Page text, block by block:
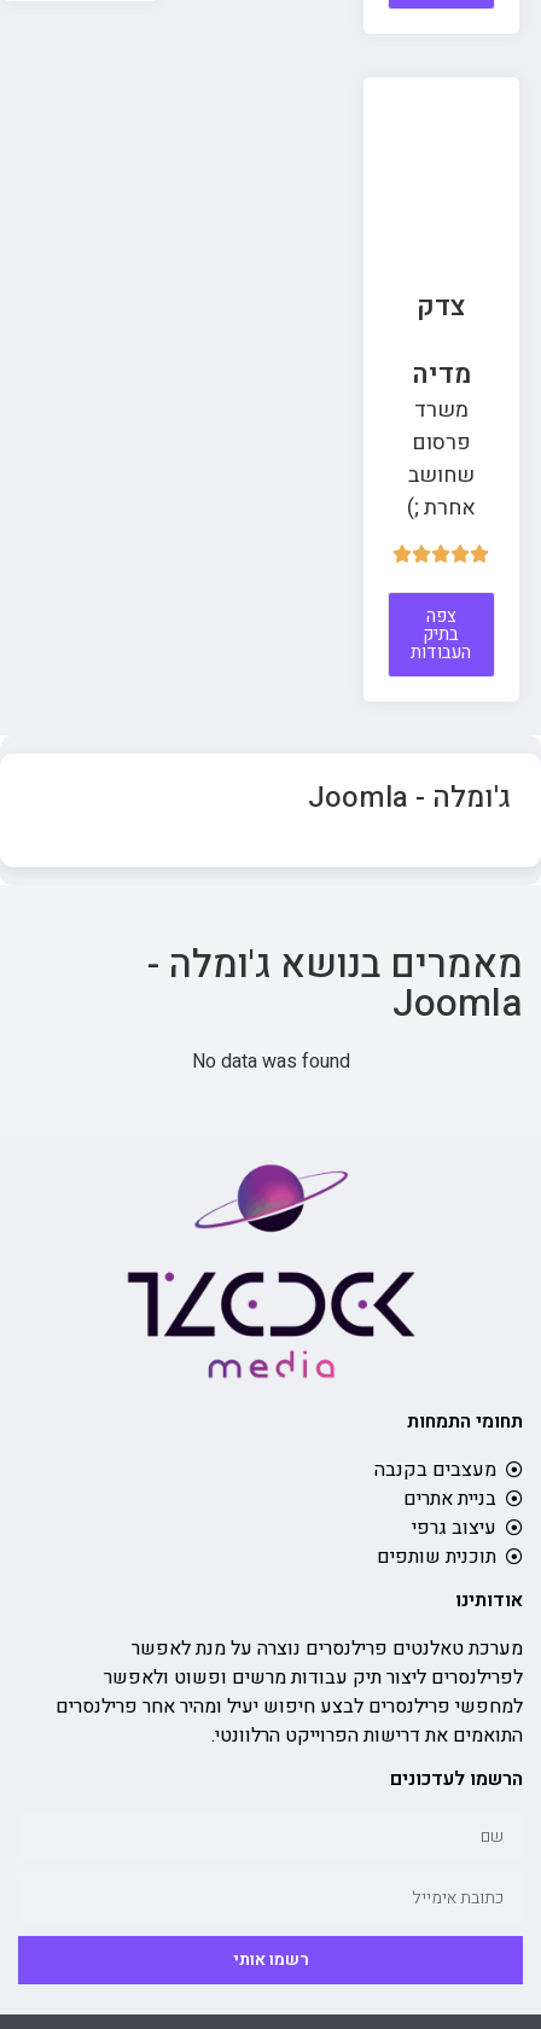
צדק
מדיה
משרד
פרסום
שחושב
אחרת ;)





צפה
בתיק
העבודות
ג'ומלה - Joomla
מאמרים בנושא ג'ומלה -
Joomla
No data was found
תחומי התמחות
מעצבים בקנבה
בניית אתרים
עיצוב גרפי
תוכנית שותפים
אודותינו
מערכת טאלנטים פרילנסרים נוצרה על מנת לאפשר
לפרילנסרים ליצור תיק עבודות מרשים ופשוט ולאפשר
למחפשי פרילנסרים לבצע חיפוש יעיל ומהיר אחר פרילנסרים
התואמים את דרישות הפרוייקט הרלוונטי.
הרשמו לעדכונים
רשמו אותי